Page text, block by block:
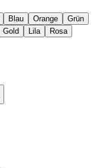
Blau Orange
Grün
Gold Lila
Rosa